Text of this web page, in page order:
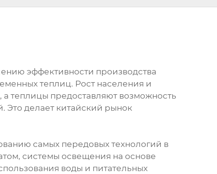
эффективности производства
теплиц. Рост населения и
теплицы предоставляют возможность
Это делает китайский рынок
самых передовых технологий в
системы освещения на основе
воды и питательных